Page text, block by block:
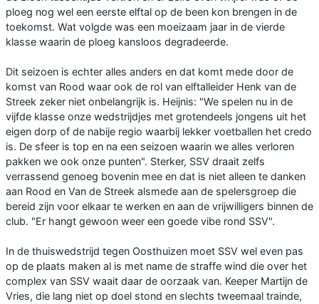
ploeg nog wel een eerste elftal op de been kon brengen in de
toekomst. Wat volgde was een moeizaam jaar in de vierde
klasse waarin de ploeg kansloos degradeerde.
Dit seizoen is echter alles anders en dat komt mede door de
komst van Rood waar ook de rol van elftalleider Henk van de
Streek zeker niet onbelangrijk is. Heijnis: "We spelen nu in de
vijfde klasse onze wedstrijdjes met grotendeels jongens uit het
eigen dorp of de nabije regio waarbij lekker voetballen het credo
is. De sfeer is top en na een seizoen waarin we alles verloren
pakken we ook onze punten". Sterker, SSV draait zelfs
verrassend genoeg bovenin mee en dat is niet alleen te danken
aan Rood en Van de Streek alsmede aan de spelersgroep die
bereid zijn voor elkaar te werken en aan de vrijwilligers binnen de
club. "Er hangt gewoon weer een goede vibe rond SSV".
In de thuiswedstrijd tegen Oosthuizen moet SSV wel even pas
op de plaats maken al is met name de straffe wind die over het
complex van SSV waait daar de oorzaak van. Keeper Martijn de
Vries, die lang niet op doel stond en slechts tweemaal trainde,